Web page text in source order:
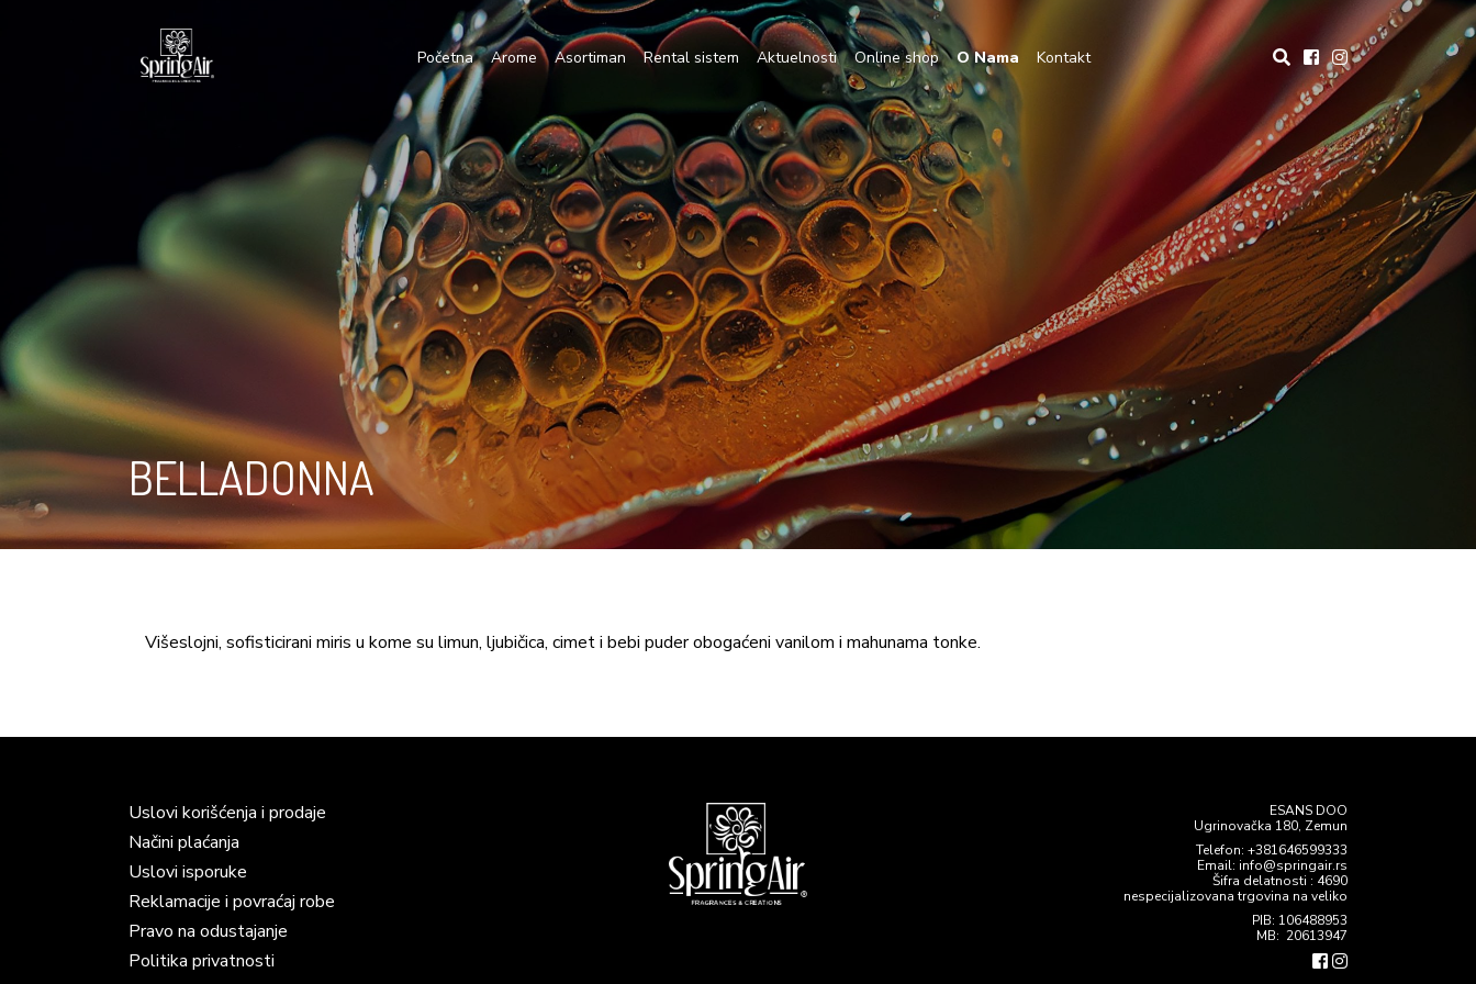
Početna Arome Asortiman Rental sistem Aktuelnosti Online shop O Nama Kontakt
BELLADONNA
Višeslojni, sofisticirani miris u kome su limun, ljubičica, cimet i bebi puder obogaćeni vanilom i mahunama tonke.
Uslovi korišćenja i prodaje
Načini plaćanja
Uslovi isporuke
Reklamacije i povraćaj robe
Pravo na odustajanje
Politika privatnosti
ESANS DOO
Ugrinovačka 180, Zemun
Telefon: +381646599333
Email: info@springair.rs
Šifra delatnosti : 4690
nespecijalizovana trgovina na veliko
PIB: 106488953
MB: 20613947